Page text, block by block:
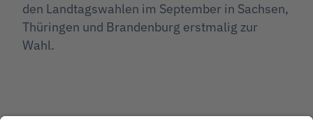
den Landtagswahlen im September in Sachsen,
Thüringen und Brandenburg erstmalig zur
Wahl.